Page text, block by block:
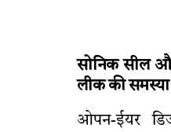
सोनिक सील
लीक की
ओपन-ईयर